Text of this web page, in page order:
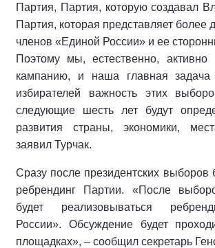
Партия, Партия, которую создавал
Партия, которая представляет более
членов «Единой России» и ее
Поэтому мы, естественно, активно
кампанию, и наша главная
избирателей важность этих
следующие шесть лет будут
развития страны, экономики,
заявил Турчак.
Сразу после президентских выборов
ребрендинг Партии. «После
будет реализовываться
России». Обсуждение будет
площадках», – сообщил секретарь